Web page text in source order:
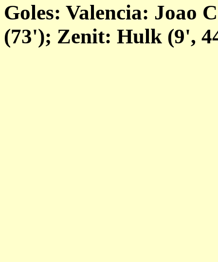
Goles: Valencia: Joao
(73'); Zenit: Hulk (9',